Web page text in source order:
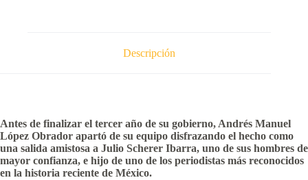
Descripción
Antes de finalizar el tercer año de su gobierno, Andrés Manuel
López Obrador apartó de su equipo disfrazando el hecho como
una salida amistosa a Julio Scherer Ibarra, uno de sus hombres de
mayor confianza, e hijo de uno de los periodistas más reconocidos
en la historia reciente de México.